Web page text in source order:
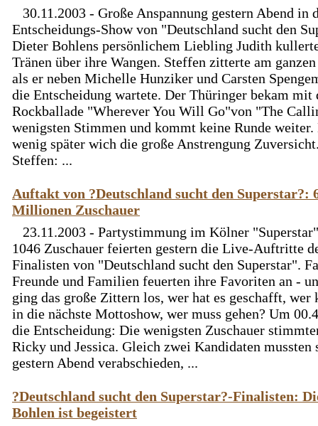
30.11.2003 - Große Anspannung gestern Abend in
Entscheidungs-Show von "Deutschland sucht den
Dieter Bohlens persönlichem Liebling Judith
Tränen über ihre Wangen. Steffen zitterte am
als er neben Michelle Hunziker und Carsten
die Entscheidung wartete. Der Thüringer bekam mit
Rockballade "Wherever You Will Go"von "The
wenigsten Stimmen und kommt keine Runde weiter.
wenig später wich die große Anstrengung
Steffen: ...
Auftakt von ?Deutschland sucht den Superstar?:
Millionen Zuschauer
23.11.2003 - Partystimmung im Kölner
1046 Zuschauer feierten gestern die Live-Auftritte
Finalisten von "Deutschland sucht den Superstar".
Freunde und Familien feuerten ihre Favoriten an -
ging das große Zittern los, wer hat es geschafft, wer
in die nächste Mottoshow, wer muss gehen? Um
die Entscheidung: Die wenigsten Zuschauer
Ricky und Jessica. Gleich zwei Kandidaten mussten
gestern Abend verabschieden, ...
?Deutschland sucht den Superstar?-Finalisten:
Bohlen ist begeistert